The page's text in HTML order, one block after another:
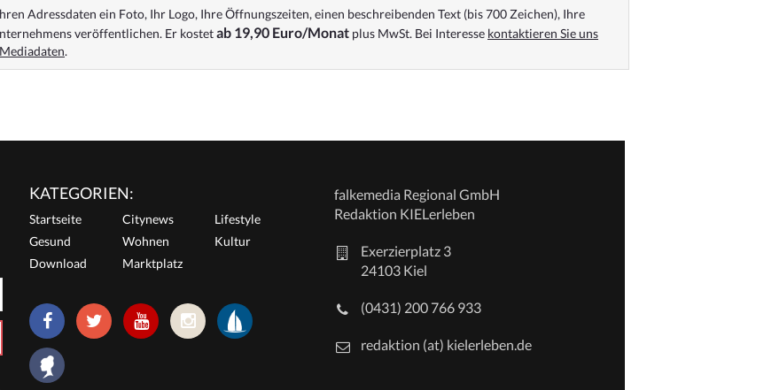
Adressdaten ein Foto, Ihr Logo, Ihre Öffnungszeiten, einen beschreibenden Text (bis 700 Zeichen), Ihre
veröffentlichen. Er kostetab 19,90 Euro/Monat plus MwSt. Bei Interesse kontaktieren Sie uns
Mediadaten.
KATEGORIEN:
Startseite Citynews
Lifestyle
Gesund
Wohnen
Kultur
Download
Marktplatz
falkemedia Regional GmbH
Redaktion KIELerleben
Exerzierplatz 3
24103 Kiel
(0431) 200 766 933
redaktion (at) kielerleben.de